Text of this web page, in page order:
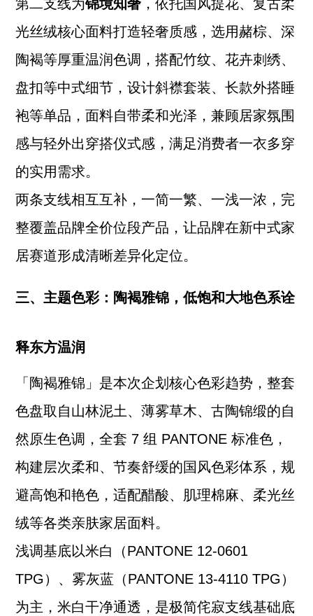
第二支线为锦境知奢，依托国风提花、复古柔
光丝绒核心面料打造轻奢质感，选用赭棕、深
陶褐等厚重温润色调，搭配竹纹、花卉刺绣、
盘扣等中式细节，设计斜襟套装、长款外搭睡
袍等单品，面料自带柔和光泽，兼顾居家氛围
感与轻外出穿搭仪式感，满足消费者一衣多穿
的实用需求。
两条支线相互互补，一简一繁、一浅一浓，完
整覆盖品牌全价位段产品，让品牌在新中式家
居赛道形成清晰差异化定位。
三、主题色彩：陶褐雅锦，低饱和大地色系诠
释东方温润
「陶褐雅锦」是本次企划核心色彩趋势，整套
色盘取自山林泥土、薄雾草木、古陶锦缎的自
然原生色调，全套 7 组 PANTONE 标准色，
构建层次柔和、节奏舒缓的国风色彩体系，规
避高饱和艳色，适配醋酸、肌理棉麻、柔光丝
绒等各类亲肤家居面料。
浅调基底以米白（PANTONE 12-0601
TPG）、雾灰蓝（PANTONE 13-4110 TPG）
为主，米白干净通透，是极简侘寂支线基础底